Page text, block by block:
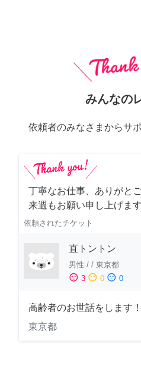
みんなの
依頼者のみなさまからサ
丁寧なお仕事、ありがと
来週もお願い申し上げます
依頼されたチケット
直トントン
男性 / / 東京都
sentiment_satisfied 3 sentiment_neutral 0 sentiment_dissatisfied 0
高齢者のお世話をします！
東京都